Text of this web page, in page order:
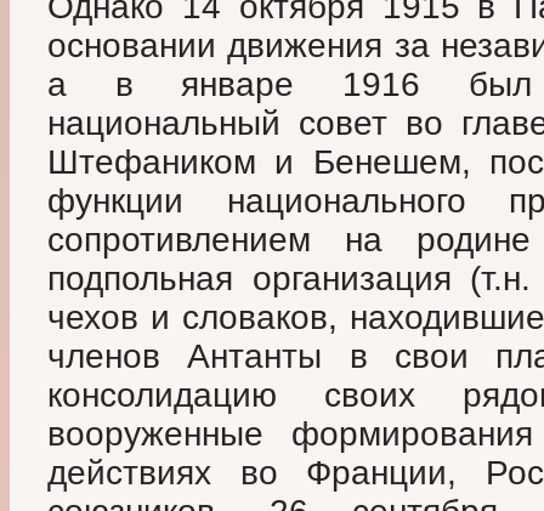
основании движения за
а в январе 1916 был
национальный совет во
Штефаником и Бенешем,
функции национального
сопротивлением на
подпольная организация
чехов и словаков,
членов Антанты в свои
консолидацию своих
вооруженные
действиях во Франции,